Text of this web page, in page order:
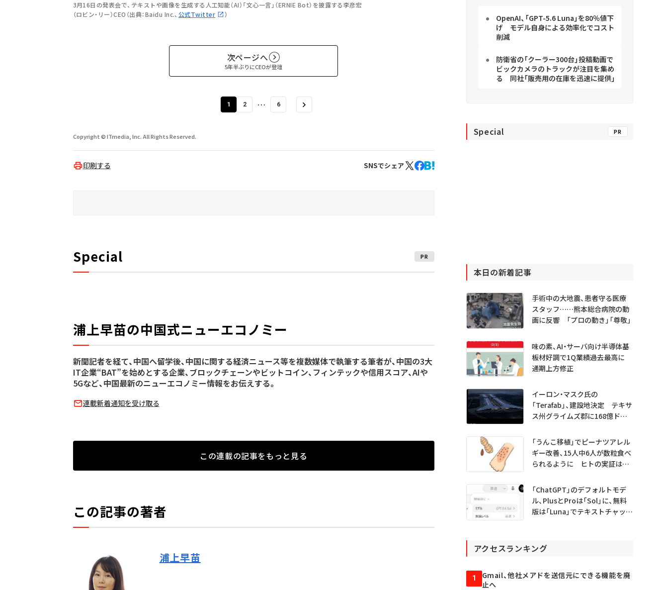
3月16日の発表会で、テキストや画像を生成する人工知能（AI）「文心一言」（ERNIE Bot）を披露する李彦宏
（ロビン・リー）CEO（出典：Baidu Inc.、 公式Twitter ）
次ページへ
5年半ぶりにCEOが登壇
1 2 … 6
Copyright © ITmedia, Inc. All Rights Reserved.
印刷する SNSでシェア
Special PR
浦上早苗の中国式ニューエコノミー
新聞記者を経て、中国へ留学後、中国に関する経済ニュース等を複数媒体で執筆する筆者が、中国の3大
IT企業“BAT”を始めとする企業、ブロックチェーンやビットコイン、フィンテックや信用スコア、AIや
5Gなど、中国最新のニューエコノミー情報をお伝えする。
連載新着通知を受け取る
この連載の記事をもっと見る
この記事の著者
浦上早苗
OpenAI、「GPT-5.6 Luna」を80％値下
げ モデル自身による効率化でコスト
削減
防衛省の「クーラー300台」投稿動画で
ビックカメラのトラックが注目を集め
る 同社「販売用の在庫を迅速に提供」
Special PR
本日の新着記事
手術中の大地震、患者守る医療
スタッフ……熊本総合病院の動
画に反響 「プロの動き」「尊敬」
味の素、AI・サーバ向け半導体基
板材好調で1Q業績過去最高に
通期上方修正
イーロン・マスク氏の
「Terafab」、建設地決定 テキサ
ス州グライムズ郡に168億ドル
「うんこ移植」でピーナツアレル
ギー改善、15人中6人が数粒食べ
られるように ヒトの実証は
「ChatGPT」のデフォルトモデ
ル、PlusとProは「Sol」に、無料
版は「Luna」でテキストチャット
アクセスランキング
1
Gmail、他社メアドを送信元にできる機能を廃
止へ